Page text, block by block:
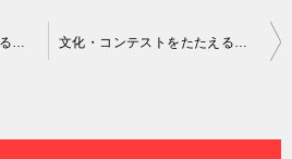
文化・コンテストをたたえる賞状の文例｜個人向け 文化・コンテストをたたえる賞状の文例｜個人向け